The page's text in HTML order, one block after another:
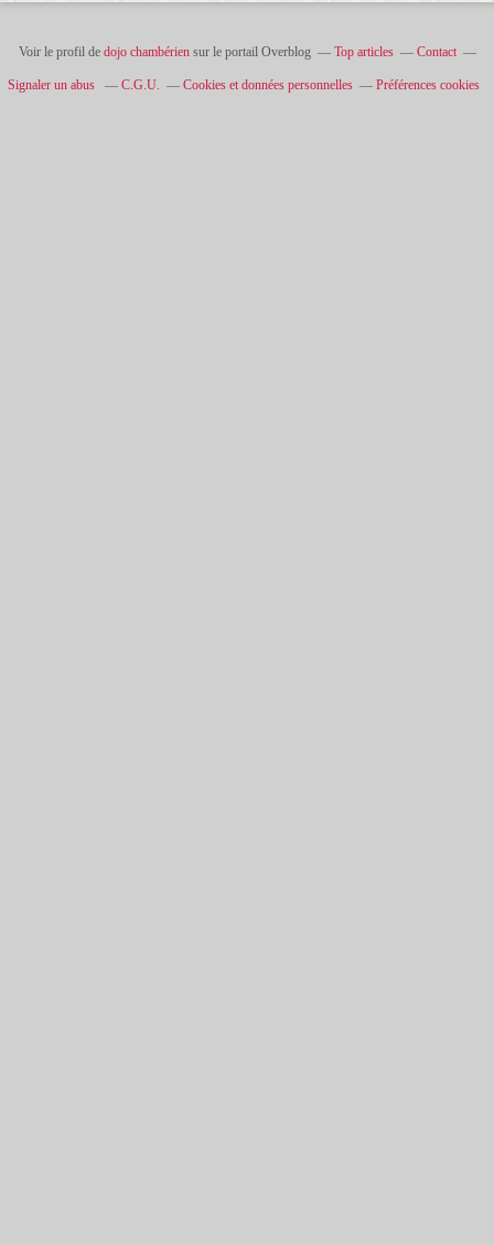
Voir le profil de dojo chambériensur le portail Overblog Top articles Contact
Signaler un abus C.G.U. Cookies et données personnelles Préférences cookies